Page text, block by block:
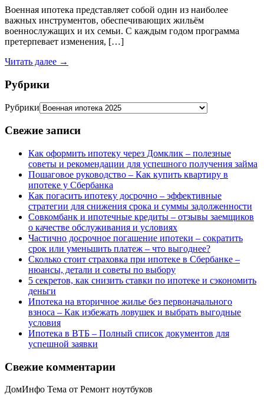
Военная ипотека представляет собой один из наиболее
важных инструментов, обеспечивающих жильём
военнослужащих и их семьи. С каждым годом программа
претерпевает изменения, […]
Читать далее →
Рубрики
Рубрики
Свежие записи
Как оформить ипотеку через Домклик – полезные
советы и рекомендации для успешного получения займа
Пошаговое руководство – Как купить квартиру в
ипотеке у Сбербанка
Как погасить ипотеку досрочно – эффективные
стратегии для снижения срока и суммы задолженности
Совкомбанк и ипотечные кредиты – отзывы заемщиков
о качестве обслуживания и условиях
Частично досрочное погашение ипотеки – сократить
срок или уменьшить платеж – что выгоднее?
Сколько стоит страховка при ипотеке в Сбербанке –
нюансы, детали и советы по выбору
5 секретов, как снизить ставки по ипотеке и сэкономить
деньги
Ипотека на вторичное жилье без первоначального
взноса – Как избежать ловушек и выбрать выгодные
условия
Ипотека в ВТБ – Полный список документов для
успешной заявки
Свежие комментарии
ДомИнфо Тема от Ремонт ноутбуков